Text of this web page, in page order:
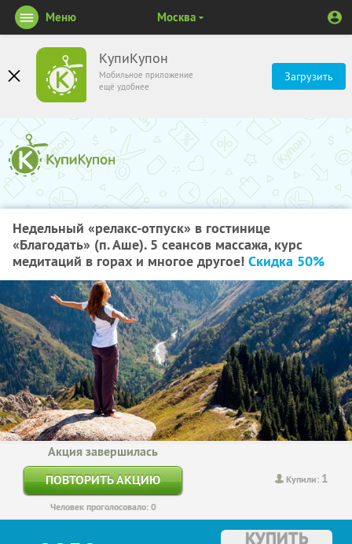
КупиКупон
Мобильное приложение
ещё удобнее
Загрузить
Меню Москва
Недельный «релакс-отпуск» в гостинице
«Благодать» (п. Аше). 5 сеансов массажа, курс
медитаций в горах и многое другое! Скидка 50%
Купили: 1
Акция завершилась
ПОВТОРИТЬ АКЦИЮ
Человек проголосовало: 0
КУПИТЬ